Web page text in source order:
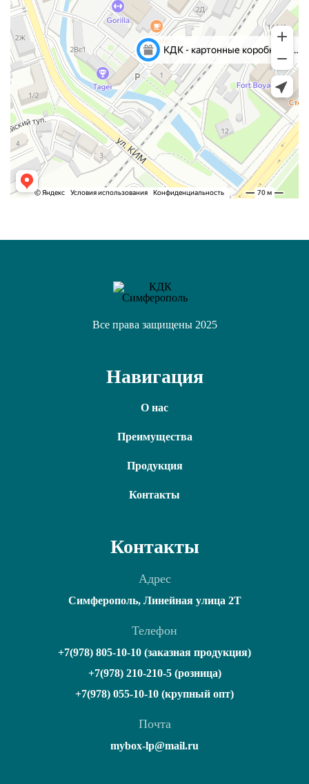
Все права защищены 2025
Навигация
О нас
Преимущества
Продукция
Контакты
Контакты
Адрес
Симферополь, Линейная улица 2Т
Телефон
+7(978) 805-10-10 (заказная продукция)
+7(978) 210-210-5 (розница)
+7(978) 055-10-10 (крупный опт)
Почта
mybox-lp@mail.ru